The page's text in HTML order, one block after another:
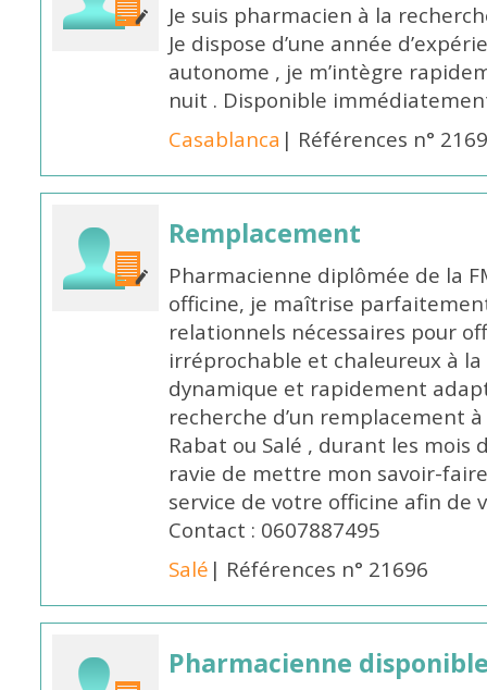
Je suis pharmacien à la
Je dispose d’une année
autonome , je m’intègre
nuit . Disponible
Casablanca | Références n°
Remplacement
Pharmacienne diplômée de la
officine, je maîtrise
relationnels nécessaires pour
irréprochable et chaleureux à
dynamique et rapidement
recherche d’un remplacement
Rabat ou Salé , durant les mois
ravie de mettre mon savoir-
service de votre officine afin de
Contact : 0607887495
Salé | Références n° 21696
Pharmacienne